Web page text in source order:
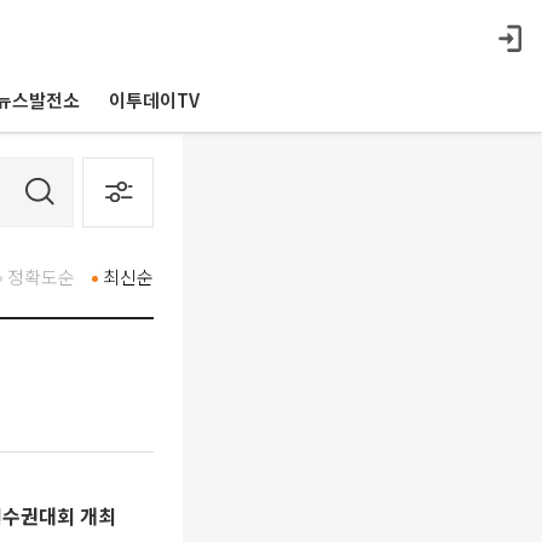
스발전소 이투데이TV
최신순
정확도순
권대회 개최